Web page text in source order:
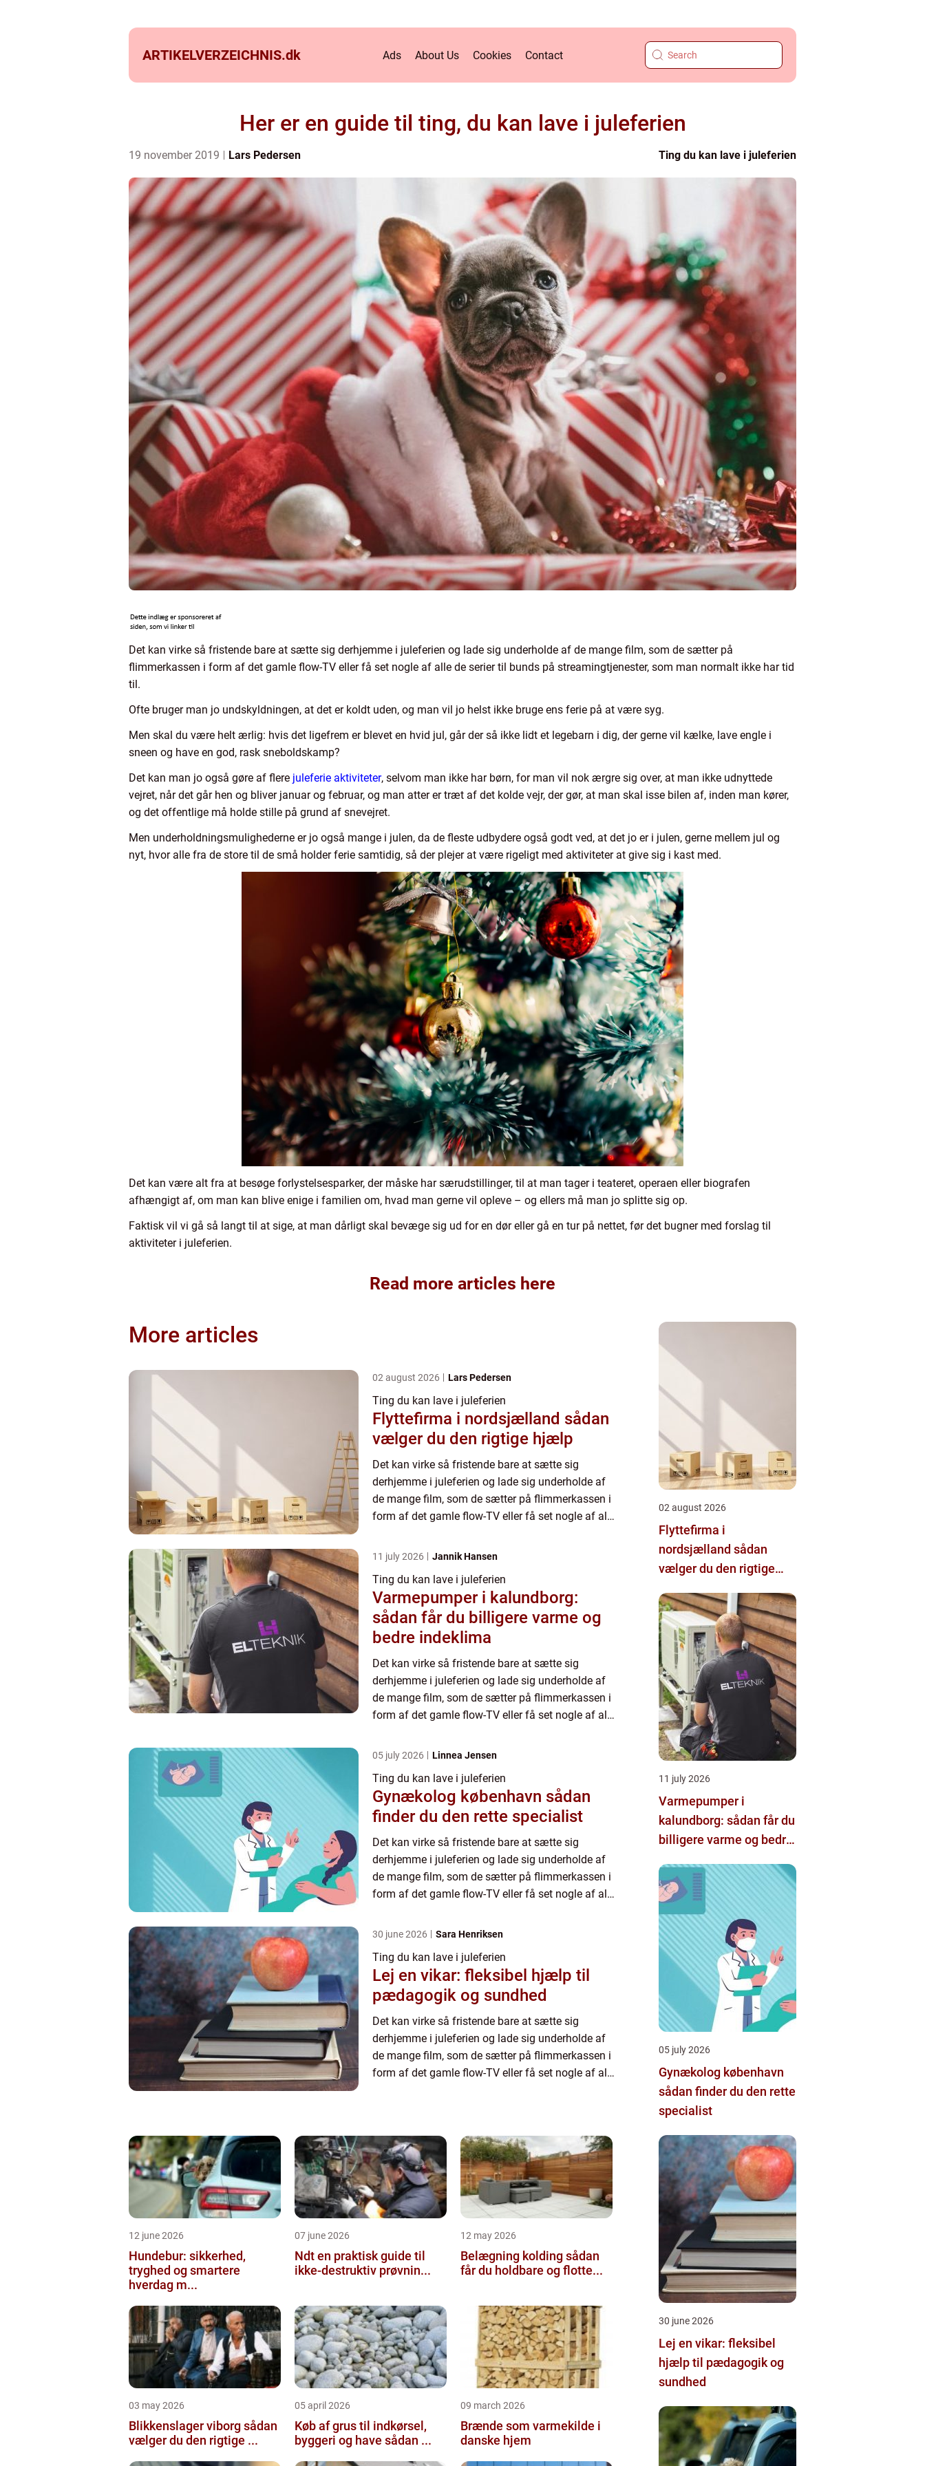
ARTIKELVERZEICHNIS.dk Ads About Us Cookies Contact
Her er en guide til ting, du kan lave i juleferien
19 november 2019 Lars Pedersen Ting du kan lave i juleferien
Det kan virke så fristende bare at sætte sig derhjemme i juleferien og lade sig underholde af de mange film, som de sætter på
flimmerkassen i form af det gamle flow-TV eller få set nogle af alle de serier til bunds på streamingtjenester, som man normalt ikke har tid
til.
Ofte bruger man jo undskyldningen, at det er koldt uden, og man vil jo helst ikke bruge ens ferie på at være syg.
Men skal du være helt ærlig: hvis det ligefrem er blevet en hvid jul, går der så ikke lidt et legebarn i dig, der gerne vil kælke, lave engle i
sneen og have en god, rask sneboldskamp?
Det kan man jo også gøre af flere juleferie aktiviteter, selvom man ikke har børn, for man vil nok ærgre sig over, at man ikke udnyttede
vejret, når det går hen og bliver januar og februar, og man atter er træt af det kolde vejr, der gør, at man skal isse bilen af, inden man kører,
og det offentlige må holde stille på grund af snevejret.
Men underholdningsmulighederne er jo også mange i julen, da de fleste udbydere også godt ved, at det jo er i julen, gerne mellem jul og
nyt, hvor alle fra de store til de små holder ferie samtidig, så der plejer at være rigeligt med aktiviteter at give sig i kast med.
Det kan være alt fra at besøge forlystelsesparker, der måske har særudstillinger, til at man tager i teateret, operaen eller biografen
afhængigt af, om man kan blive enige i familien om, hvad man gerne vil opleve – og ellers må man jo splitte sig op.
Faktisk vil vi gå så langt til at sige, at man dårligt skal bevæge sig ud for en dør eller gå en tur på nettet, før det bugner med forslag til
aktiviteter i juleferien.
Read more articles here
More articles
02 august 2026 Lars Pedersen
Ting du kan lave i juleferien
Flyttefirma i nordsjælland sådan
vælger du den rigtige hjælp
Det kan virke så fristende bare at sætte sig
derhjemme i juleferien og lade sig underholde af
de mange film, som de sætter på flimmerkassen i
form af det gamle flow-TV eller få set nogle af alle
11 july 2026 Jannik Hansen
Ting du kan lave i juleferien
Varmepumper i kalundborg:
sådan får du billigere varme og
bedre indeklima
Det kan virke så fristende bare at sætte sig
derhjemme i juleferien og lade sig underholde af
de mange film, som de sætter på flimmerkassen i
form af det gamle flow-TV eller få set nogle af alle
05 july 2026 Linnea Jensen
Ting du kan lave i juleferien
Gynækolog københavn sådan
finder du den rette specialist
Det kan virke så fristende bare at sætte sig
derhjemme i juleferien og lade sig underholde af
de mange film, som de sætter på flimmerkassen i
form af det gamle flow-TV eller få set nogle af alle
30 june 2026 Sara Henriksen
Ting du kan lave i juleferien
Lej en vikar: fleksibel hjælp til
pædagogik og sundhed
Det kan virke så fristende bare at sætte sig
derhjemme i juleferien og lade sig underholde af
de mange film, som de sætter på flimmerkassen i
form af det gamle flow-TV eller få set nogle af alle
12 june 2026
Hundebur: sikkerhed,
tryghed og smartere
hverdag m...
07 june 2026
Ndt en praktisk guide til
ikke-destruktiv prøvnin...
12 may 2026
Belægning kolding sådan
får du holdbare og flotte...
03 may 2026
Blikkenslager viborg sådan
vælger du den rigtige ...
05 april 2026
Køb af grus til indkørsel,
byggeri og have sådan ...
09 march 2026
Brænde som varmekilde i
danske hjem
02 august 2026
Flyttefirma i
nordsjælland sådan
vælger du den rigtige
11 july 2026
Varmepumper i
kalundborg: sådan får du
billigere varme og bedre
05 july 2026
Gynækolog københavn
sådan finder du den rette
specialist
30 june 2026
Lej en vikar: fleksibel
hjælp til pædagogik og
sundhed